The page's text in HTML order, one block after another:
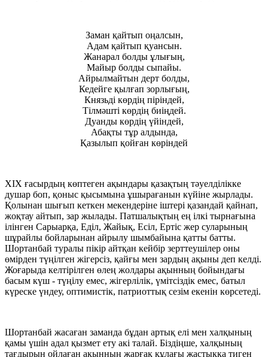
Заман қайтып оңалсын,
Адам қайтып қуансын.
Жанарал болды ұлығың,
Майыр болды сыпайы.
Айрылмайтын дерт болды,
Кедейге қылғап зорлығың,
Князьді көрдің піріндей,
Тілмәшті көрдің биіңдей.
Дуанды көрдің үйіндей,
Абақты тұр алдында,
Қазылып қойған көріндей
ХІХ ғасырдың көптеген ақындары қазақтың тәуелділікке
душар боп, қоныс қысымына ұшырағанын күйіне жырлады.
Қолынан шығып кеткен мекендеріне іштері қазандай қайнап,
жоқтау айтып, зар жылады. Патшалықтың ең ілкі тырнағына
ілінген Сарыарқа, Еділ, Жайық, Есіл, Ертіс жер суларының
шұрайлы бойларынан айрылу шымбайына қатты батты.
Шортанбай туралы пікір айтқан кейбір зерттеушілер оны
өмірден түңілген жігерсіз, қайғы мен зардың ақыны деп келді.
Жоғарыда келтірілген өлең жолдары ақынның бойындағы
басым күш - түңілу емес, жігерлілік, үмітсіздік емес, батыл
күреске үндеу, оптимистік, патриоттық сезім екенін көрсетеді.
Шортанбай жасаған заманда бұдан артық елі мен халқының
қамы үшін адал қызмет ету акі талай. Біздіңше, халқының
тағдырын ойлаған ақынның жарғақ құлағы жастыққа тиген